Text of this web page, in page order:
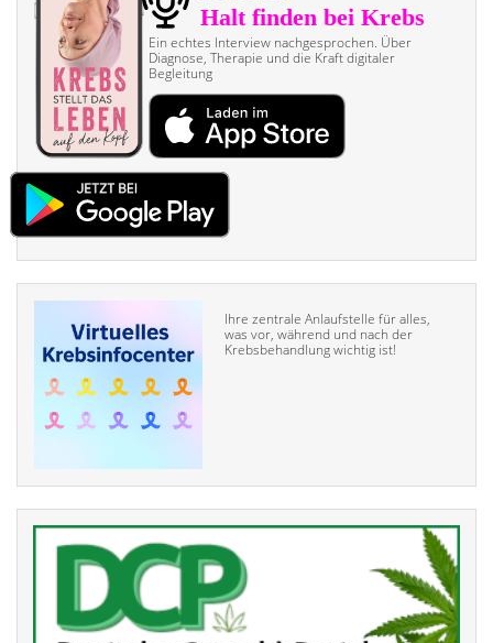
Ein echtes Interview nach­gesprochen. Über
Diagnose, Therapie und die Kraft digitaler
Begleitung
Ihre zentrale Anlaufstelle für alles,
was vor, während und nach der
Krebsbehandlung wichtig ist!